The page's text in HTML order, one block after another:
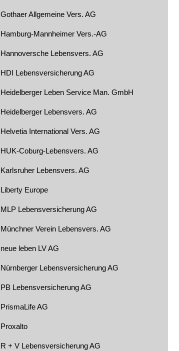
Gothaer Allgemeine Vers. AG
Hamburg-Mannheimer Vers.-AG
Hannoversche Lebensvers. AG
HDI Lebensversicherung AG
Heidelberger Leben Service Man. GmbH
Heidelberger Lebensvers. AG
Helvetia International Vers. AG
HUK-Coburg-Lebensvers. AG
Karlsruher Lebensvers. AG
Liberty Europe
MLP Lebensversicherung AG
Münchner Verein Lebensvers. AG
neue leben LV AG
Nürnberger Lebensversicherung AG
PB Lebensversicherung AG
PrismaLife AG
Proxalto
R + V Lebensversicherung AG